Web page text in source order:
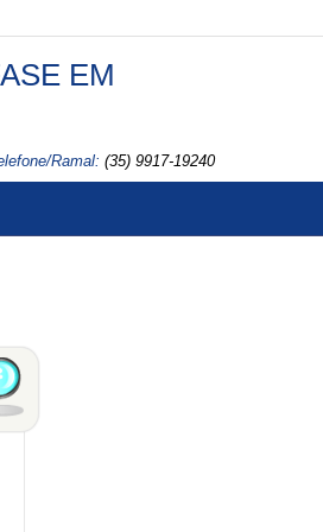
EM
Ramal: (35) 9917-19240